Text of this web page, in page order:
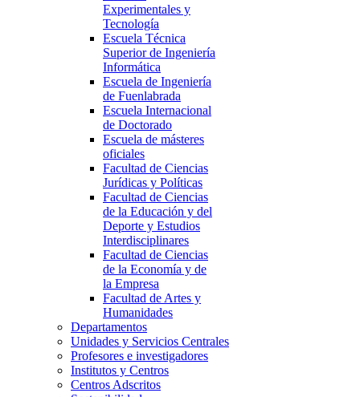
Experimentales y
Tecnología
Escuela Técnica
Superior de Ingeniería
Informática
Escuela de Ingeniería
de Fuenlabrada
Escuela Internacional
de Doctorado
Escuela de másteres
oficiales
Facultad de Ciencias
Jurídicas y Políticas
Facultad de Ciencias
de la Educación y del
Deporte y Estudios
Interdisciplinares
Facultad de Ciencias
de la Economía y de
la Empresa
Facultad de Artes y
Humanidades
Departamentos
Unidades y Servicios Centrales
Profesores e investigadores
Institutos y Centros
Centros Adscritos